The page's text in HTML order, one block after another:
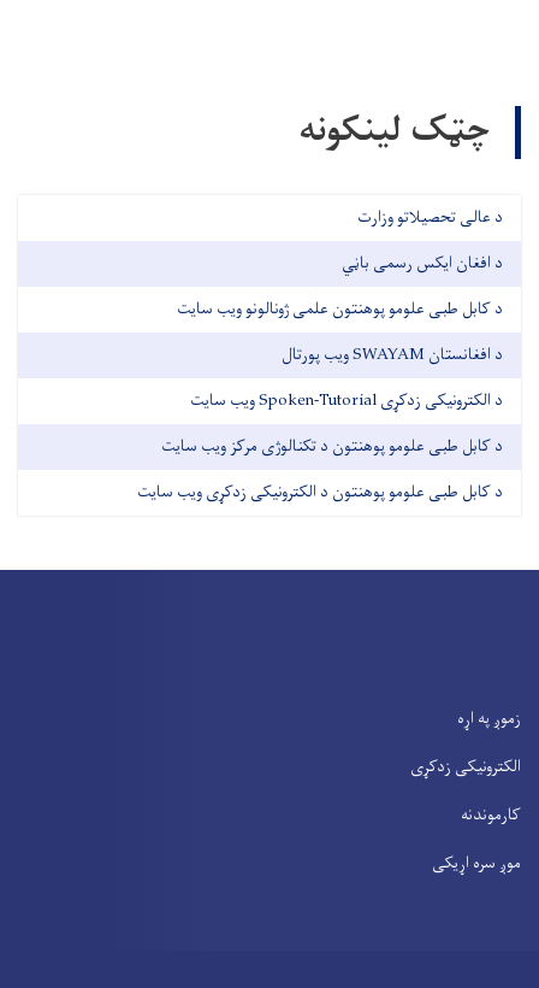
چټک لینکونه
د عالی تحصیلاتو وزارت
د افغان ایکس رسمی باڼي
د کابل طبی علومو پوهنتون علمی ژونالونو ویب سایت
د افغانستان SWAYAM ویب پورتال
د الکترونیکی زدکړی Spoken-Tutorial ویب سایت
د کابل طبی علومو پوهنتون د تکنالوژی مرکز ویب سایت
د کابل طبی علومو پوهنتون د الکترونیکی زدکړی ویب سایت
زموږ په اړه
الکترونیکی زدکړی
کارموندنه
موږ سره اړیکی